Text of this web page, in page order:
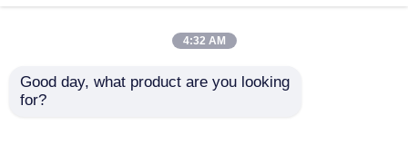
হাইড্রোলিক রক ব্রেকার
৮০০ বিপিএম হাইড্রোলিক জ্যাক
4:32 AM
Good day, what product are you looking
for?